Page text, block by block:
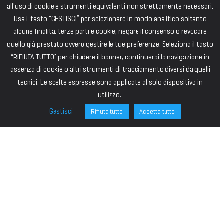
all'uso di cookie e strumenti equivalenti non strettamente necessari.
Usa il tasto "GESTISCI” per selezionare in modo analitico soltanto
alcune finalità, terze parti e cookie, negare il consenso o revocare
quello già prestato ovvero gestire le tue preferenze. Seleziona il tasto
“RIFIUTA TUTTO” per chiudere il banner, continuerai la navigazione in
assenza di cookie o altri strumenti di tracciamento diversi da quelli
tecnici. Le scelte espresse sono applicate al solo dispositivo in
utilizzo.
Gestisci
Rifiuta tutto Accetta tutto